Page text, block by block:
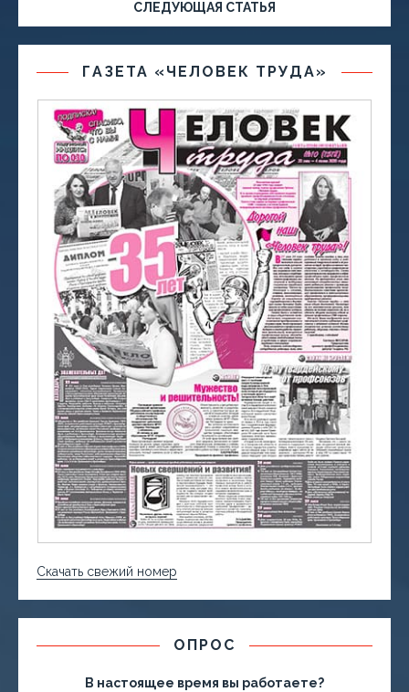
СЛЕДУЮЩАЯ СТАТЬЯ
ГАЗЕТА «ЧЕЛОВЕК ТРУДА»
Скачать свежий номер
ОПРОС
В настоящее время вы работаете?